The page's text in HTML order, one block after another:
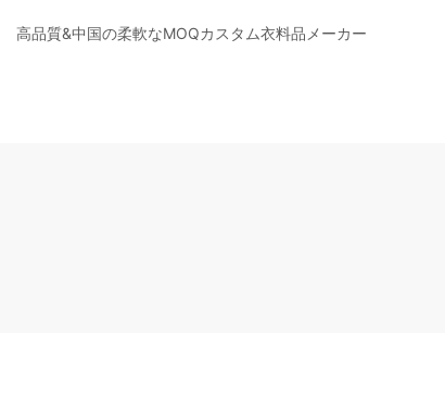
高品質&中国の柔軟なMOQカスタム衣料品メーカー